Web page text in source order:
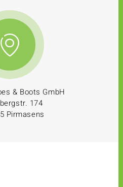
& Boots GmbH
174
Pirmasens